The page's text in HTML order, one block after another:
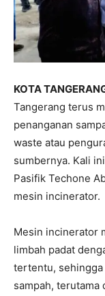
KOTA
Tangerang terus
penanganan
waste atau
sumbernya. Kali
Pasifik Techone
mesin incinerator.
Mesin incinerator
limbah padat
tertentu, sehingga
sampah, terutama